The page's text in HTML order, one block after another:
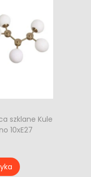
szklane Kule
10xE27